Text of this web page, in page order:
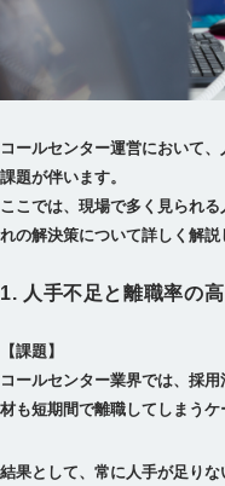
コールセンター運営において
課題が伴います。
ここでは、現場で多く見られ
1. 人手不足と離職率の高
【課題】
コールセンター業界では、採
結果として、常に人手が足り